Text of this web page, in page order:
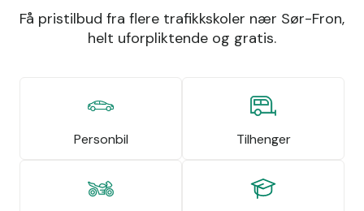
Få pristilbud fra flere trafikkskoler nær Sør-Fron,
helt uforpliktende og gratis.
Personbil Tilhenger